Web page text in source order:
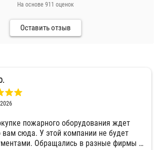
На основе 911 оценок
Оставить отзыв
пожарного оборудования ждет
вам сюда. У этой компании не будет
в разные фирмы и